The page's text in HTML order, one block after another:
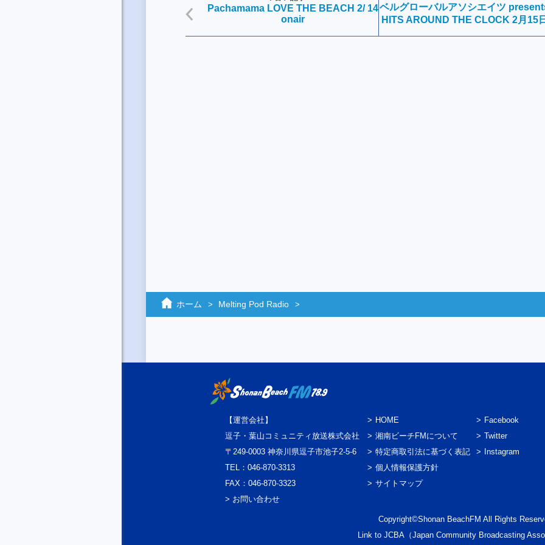
Pachamama LOVE THE BEACH 2/ 14
onair
ベルグローバルアソシエイツ
HITS AROUND THE CLOCK 2月15
ホーム Melting Pod Radio
【運営会社】
逗子・葉山コミュニティ放送株式会社
〒249-0003 神奈川県逗子市池子2-5-6
TEL：046-870-3313
FAX：046-870-3323
> お問い合わせ
HOME
湘南ビーチFMについて
特定商取引法に基づく表記
個人情報保護方針
サイトマップ
Facebook
Twitter
Instagram
Copyright©Shonan BeachFM All Rights
Link to JCBA（Japan Community Broadcasting